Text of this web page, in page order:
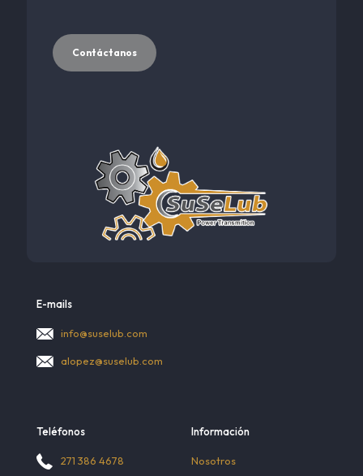
Contáctanos
E-mails
info@suselub.com
alopez@suselub.com
Teléfonos
271 386 4678
Información
Nosotros